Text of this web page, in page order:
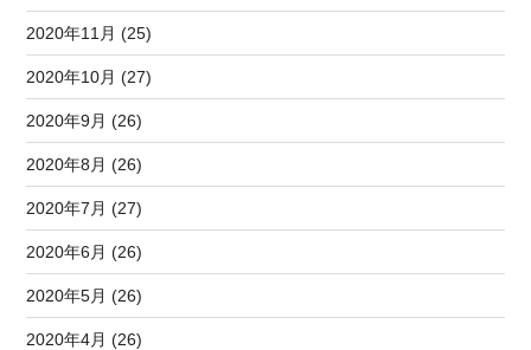
2020年11月 (25)
2020年10月 (27)
2020年9月 (26)
2020年8月 (26)
2020年7月 (27)
2020年6月 (26)
2020年5月 (26)
2020年4月 (26)